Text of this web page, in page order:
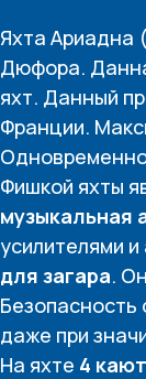
Яхта Ариадна
Дюфора.
яхт. Данный
Франции.
Фишкой яхты
музыкальная
усилителями
для загара.
Безопасность
даже при
На яхте 4